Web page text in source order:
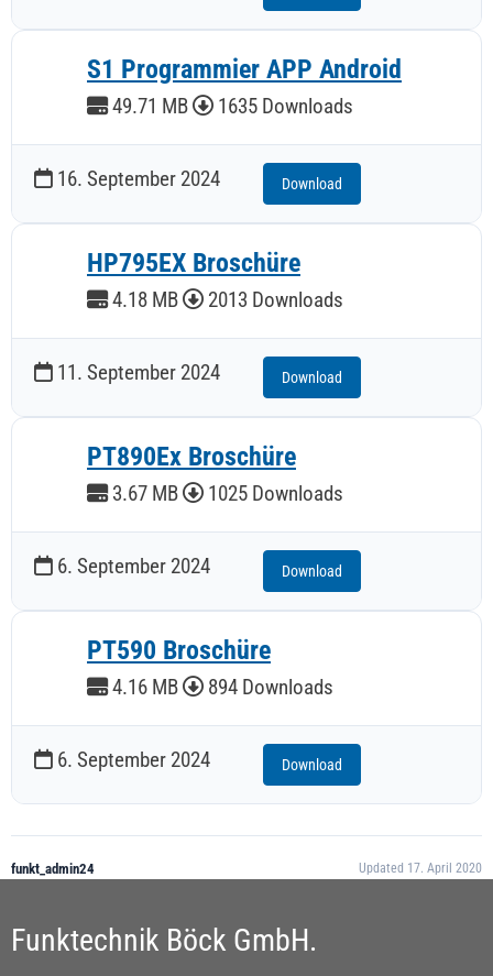
S1 Programmier APP Android
49.71 MB 1635 Downloads
16. September 2024 Download
HP795EX Broschüre
4.18 MB 2013 Downloads
11. September 2024 Download
PT890Ex Broschüre
3.67 MB 1025 Downloads
6. September 2024 Download
PT590 Broschüre
4.16 MB 894 Downloads
6. September 2024 Download
funkt_admin24 Updated 17. April 2020
Funktechnik Böck GmbH.